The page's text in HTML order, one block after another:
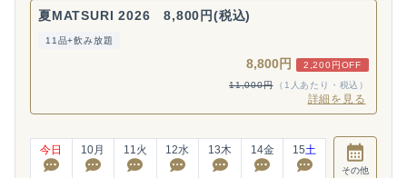
夏MATSURI 2026 8,800円(税込)
11品+飲み放題
8,800円
2,200円OFF
11,000円
（1人あたり・税込）
詳細を見る
今日 10月 11火 12水 13木 14金 15土
その他